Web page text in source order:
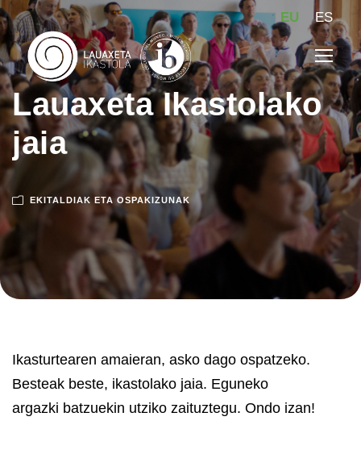
EU ES
Lauaxeta Ikastolako
jaia
EKITALDIAK ETA OSPAKIZUNAK
Ikasturtearen amaieran, asko dago ospatzeko.
Besteak beste, ikastolako jaia. Eguneko
argazki batzuekin utziko zaituztegu. Ondo izan!